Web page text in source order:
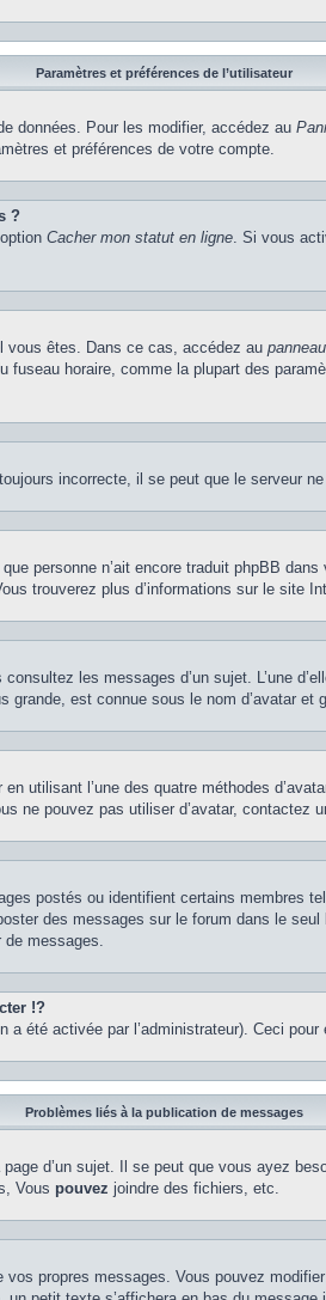
Paramètres et préférences de l’utilisateur
données. Pour les modifier, accédez au
et préférences de votre compte.
?
Cacher mon statut en ligne. Si vous
vous êtes. Dans ce cas, accédez au
horaire, comme la plupart des
incorrecte, il se peut que le serveur
personne n’ait encore traduit phpBB
trouverez plus d’informations sur le site
les messages d’un sujet. L’une
est connue sous le nom d’avatar et
utilisant l’une des quatre méthodes
ne pouvez pas utiliser d’avatar, contactez
postés ou identifient certains
des messages sur le forum dans le
de messages.
!?
été activée par l’administrateur). Ceci
Problèmes liés à la publication de messages
d’un sujet. Il se peut que vous ayez
Vous pouvez joindre des fichiers, etc.
propres messages. Vous pouvez